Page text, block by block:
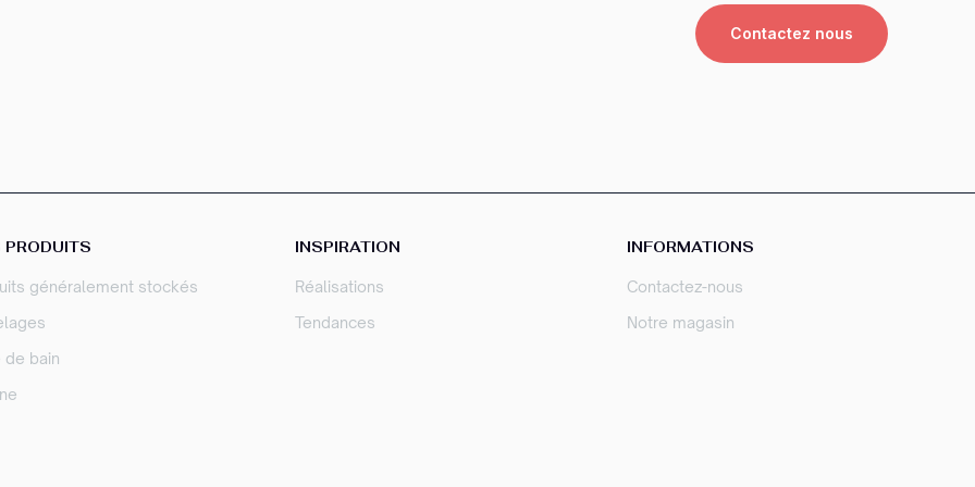
Contactez nous
PRODUITS
généralement stockés
de bain
INSPIRATION
Réalisations
Tendances
INFORMATIONS
Contactez-nous
Notre magasin